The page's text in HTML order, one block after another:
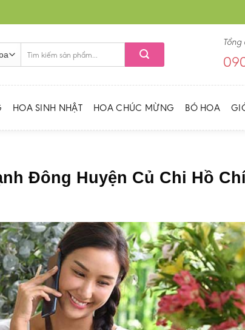
kiếm:
HOA SINH NHẬT HOA CHÚC MỪNG BÓ HOA
Đông Huyện Củ Chi Hồ